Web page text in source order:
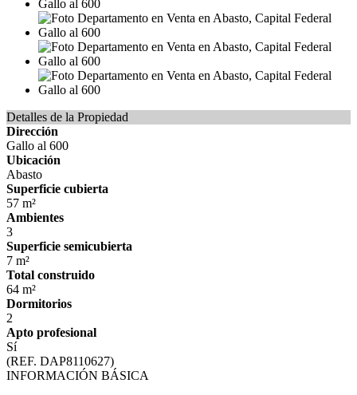
Detalles de la Propiedad
Dirección
Gallo al 600
Ubicación
Abasto
Superficie cubierta
57 m²
Ambientes
3
Superficie semicubierta
7 m²
Total construido
64 m²
Dormitorios
2
Apto profesional
Sí
(REF. DAP8110627)
INFORMACIÓN BÁSICA